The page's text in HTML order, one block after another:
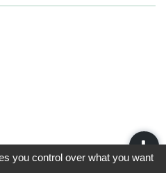
you control over what you want